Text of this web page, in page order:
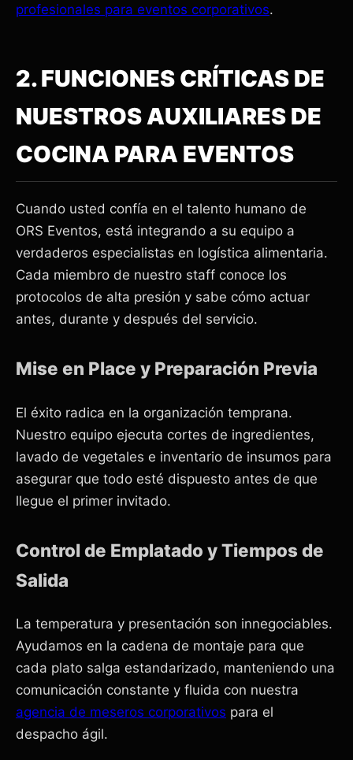
profesionales para eventos corporativos.
2. FUNCIONES CRÍTICAS DE
NUESTROS AUXILIARES DE
COCINA PARA EVENTOS
Cuando usted confía en el talento humano de
ORS Eventos, está integrando a su equipo a
verdaderos especialistas en logística alimentaria.
Cada miembro de nuestro staff conoce los
protocolos de alta presión y sabe cómo actuar
antes, durante y después del servicio.
Mise en Place y Preparación Previa
El éxito radica en la organización temprana.
Nuestro equipo ejecuta cortes de ingredientes,
lavado de vegetales e inventario de insumos para
asegurar que todo esté dispuesto antes de que
llegue el primer invitado.
Control de Emplatado y Tiempos de
Salida
La temperatura y presentación son innegociables.
Ayudamos en la cadena de montaje para que
cada plato salga estandarizado, manteniendo una
comunicación constante y fluida con nuestra
agencia de meseros corporativos para el
despacho ágil.